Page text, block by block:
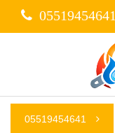
05519454641
05519454641